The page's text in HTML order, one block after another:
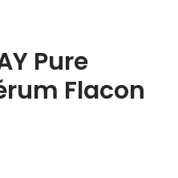
Pure
Flacon